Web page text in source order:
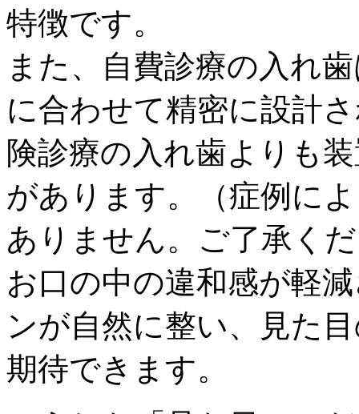
特徴です。
また、自費診療の入れ
に合わせて精密に設計
険診療の入れ歯よりも
があります。（症例に
ありません。ご了承く
お口の中の違和感が軽
ンが自然に整い、見た
期待できます。